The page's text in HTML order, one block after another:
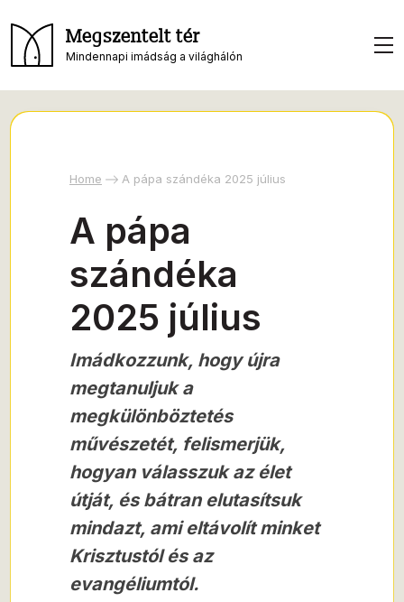
Megszentelt tér
Mindennapi imádság a világhálón
Home A pápa szándéka 2025 július
A pápa
szándéka
2025 július
Imádkozzunk, hogy újra
megtanuljuk a
megkülönböztetés
művészetét, felismerjük,
hogyan válasszuk az élet
útját, és bátran elutasítsuk
mindazt, ami eltávolít minket
Krisztustól és az
evangéliumtól.